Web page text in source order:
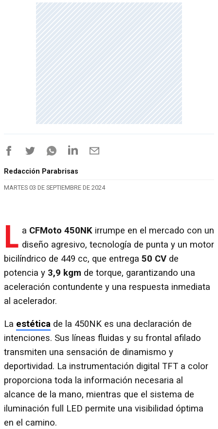
Redacción Parabrisas
MARTES 03 DE SEPTIEMBRE DE 2024
L a CFMoto 450NK irrumpe en el mercado con un
diseño agresivo, tecnología de punta y un motor
bicilíndrico de 449 cc, que entrega 50 CV de
potencia y 3,9 kgm de torque, garantizando una
aceleración contundente y una respuesta inmediata
al acelerador.
La estética de la 450NK es una declaración de
intenciones. Sus líneas fluidas y su frontal afilado
transmiten una sensación de dinamismo y
deportividad. La instrumentación digital TFT a color
proporciona toda la información necesaria al
alcance de la mano, mientras que el sistema de
iluminación full LED permite una visibilidad óptima
en el camino.